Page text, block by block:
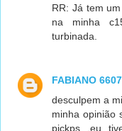
RR: Já tem
na minha
turbinada.
FABIANO
desculpem a
minha opinião
pickps ,eu